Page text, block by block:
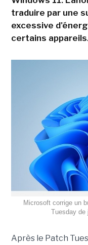
traduire par une
excessive
certains
Microsoft corrige un
Tuesday de
Après le Patch